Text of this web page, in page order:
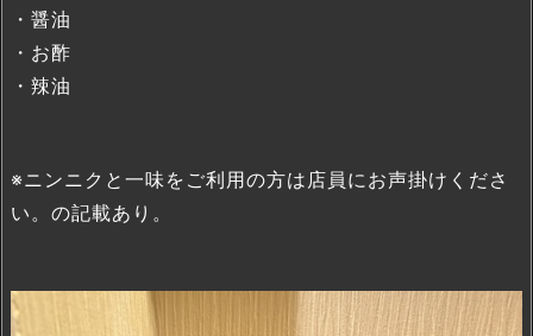
・醤油
・お酢
・辣油
※ニンニクと一味をご利用の方は店員にお声掛けくださ
い。の記載あり。